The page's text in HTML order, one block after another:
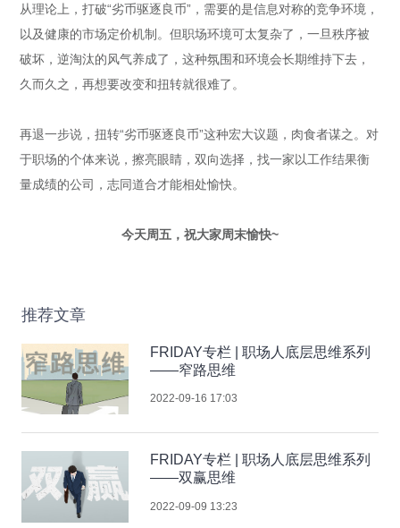
从理论上，打破“劣币驱逐良币”，需要的是信息对称的竞争环境，
以及健康的市场定价机制。但职场环境可太复杂了，一旦秩序被
破坏，逆淘汰的风气养成了，这种氛围和环境会长期维持下去，
久而久之，再想要改变和扭转就很难了。
再退一步说，扭转“劣币驱逐良币”这种宏大议题，肉食者谋之。对
于职场的个体来说，擦亮眼睛，双向选择，找一家以工作结果衡
量成绩的公司，志同道合才能相处愉快。
今天周五，祝大家周末愉快~
推荐文章
FRIDAY专栏 | 职场人底层思维系列
——窄路思维
2022-09-16 17:03
FRIDAY专栏 | 职场人底层思维系列
——双赢思维
2022-09-09 13:23